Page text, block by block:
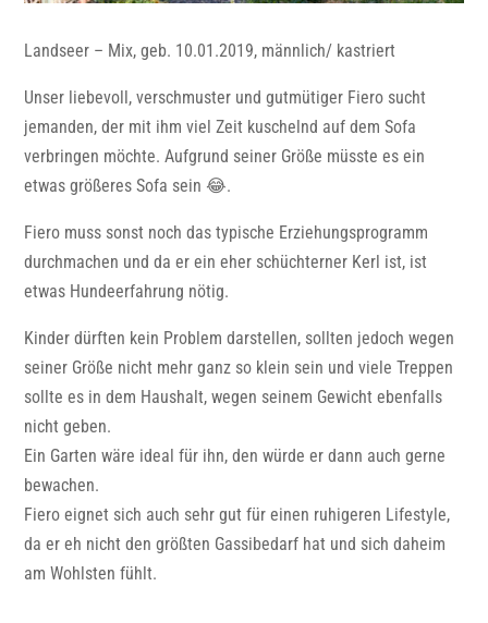
Landseer – Mix, geb. 10.01.2019, männlich/ kastriert
Unser liebevoll, verschmuster und gutmütiger Fiero sucht
jemanden, der mit ihm viel Zeit kuschelnd auf dem Sofa
verbringen möchte. Aufgrund seiner Größe müsste es ein
etwas größeres Sofa sein 😂.
Fiero muss sonst noch das typische Erziehungsprogramm
durchmachen und da er ein eher schüchterner Kerl ist, ist
etwas Hundeerfahrung nötig.
Kinder dürften kein Problem darstellen, sollten jedoch wegen
seiner Größe nicht mehr ganz so klein sein und viele Treppen
sollte es in dem Haushalt, wegen seinem Gewicht ebenfalls
nicht geben.
Ein Garten wäre ideal für ihn, den würde er dann auch gerne
bewachen.
Fiero eignet sich auch sehr gut für einen ruhigeren Lifestyle,
da er eh nicht den größten Gassibedarf hat und sich daheim
am Wohlsten fühlt.